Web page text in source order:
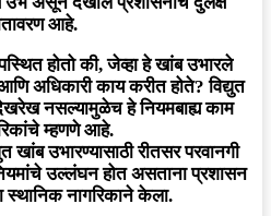
आहे.
होतो की, जेव्हा हे खांब उभारले
अधिकारी काय करीत होते? विद्युत
नसल्यामुळेच हे नियमबाह्य काम
म्हणणे आहे.
खांब उभारण्यासाठी रीतसर परवानगी
उल्लंघन होत असताना प्रशासन
स्थानिक नागरिकाने केला.